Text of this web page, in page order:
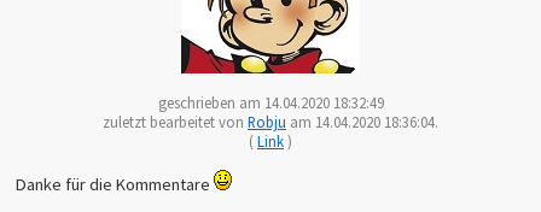
geschrieben am 14.04.2020 18:32:49
zuletzt bearbeitet von Robju am 14.04.2020 18:36:04.
(Link)
Danke für die Kommentare